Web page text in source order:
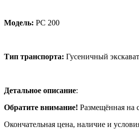
Модель: PC 200
Тип транспорта: Гусеничный
Детальное описание:
Обратите внимание! Размещённая на
Окончательная цена, наличие и